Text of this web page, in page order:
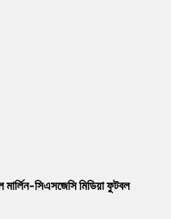
মার্লিন-সিএসজেসি মিডিয়া ফুটবল